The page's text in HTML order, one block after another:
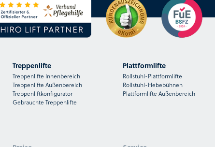
Treppenlifte
Treppenlifte Innenbereich
Treppenlifte Außenbereich
Treppenliftkonfigurator
Gebrauchte Treppenlifte
Plattformlifte
Rollstuhl-Plattformlifte
Rollstuhl-Hebebühnen
Plattformlifte Außenbereich